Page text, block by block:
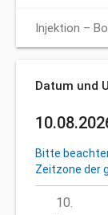
Injektion –
Datum und
Bitte
Zeitzone der
10.